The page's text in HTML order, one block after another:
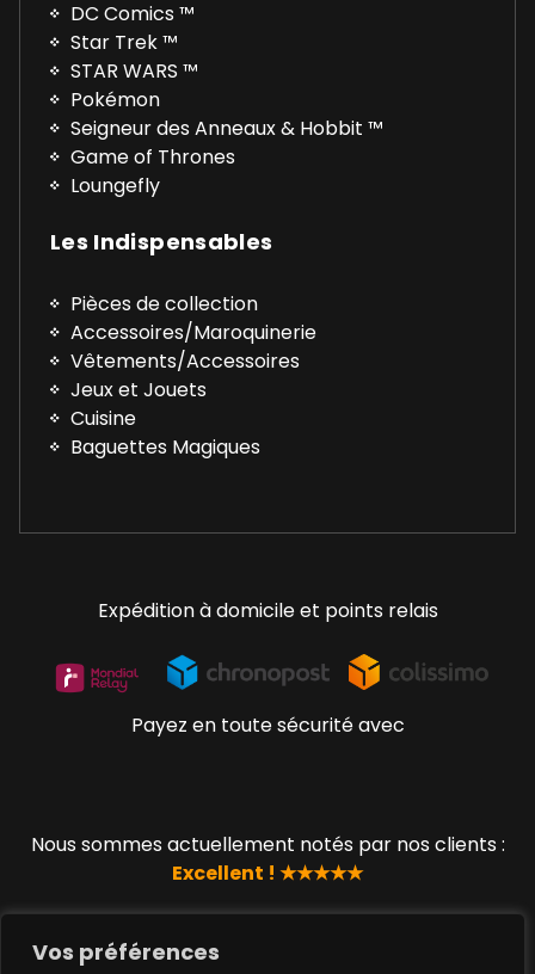
Vos préférences
DC Comics ™
Star Trek ™
STAR WARS ™
Pokémon
Seigneur des Anneaux & Hobbit ™
Game of Thrones
Loungefly
Les Indispensables
Pièces de collection
Accessoires/Maroquinerie
Vêtements/Accessoires
Jeux et Jouets
Cuisine
Baguettes Magiques
Expédition à domicile et points relais
Payez en toute sécurité avec
Nous sommes actuellement notés par nos clients :
Excellent ! ★★★★★